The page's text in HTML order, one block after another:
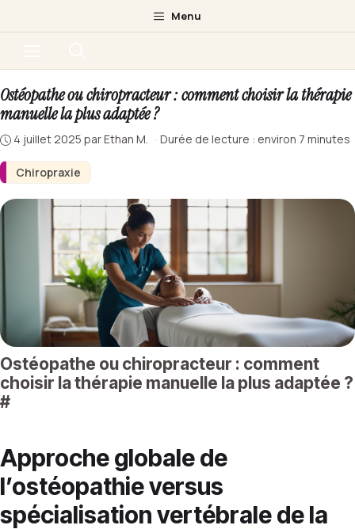
au
Menu
Chiropraxie
Ostéopathe ou chiropracteur : comment choisir la thérapie
manuelle la plus adaptée ?
4 juillet 2025 parEthan M. · Durée de lecture : environ 7 minutes
Ostéopathe ou chiropracteur : comment
choisir la thérapie manuelle la plus adaptée ?
#
Approche globale de
l’ostéopathie versus
spécialisation vertébrale de la